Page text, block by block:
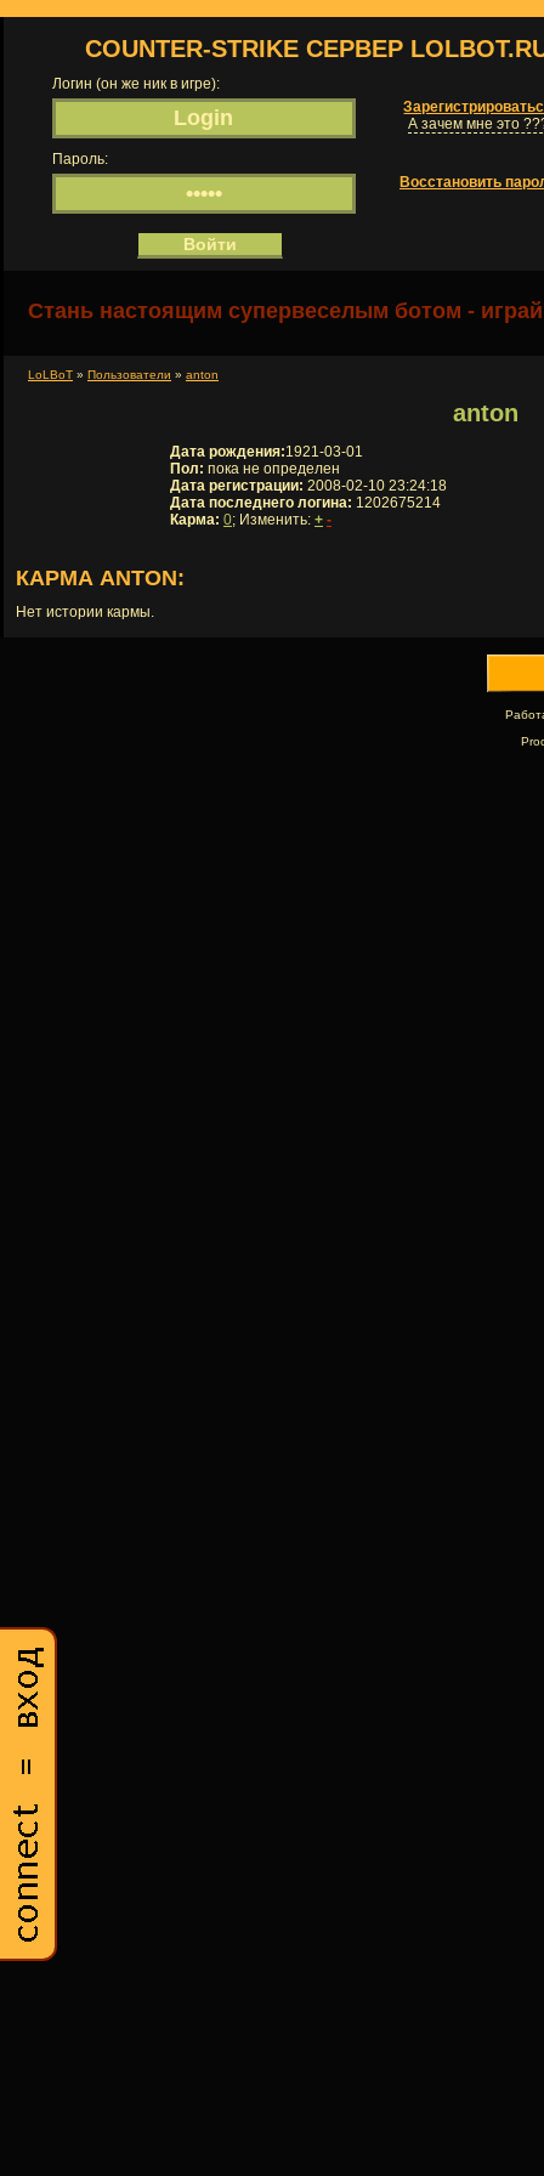
COUNTER-STRIKE СЕРВЕР
Логин (он же ник в игре):
А зачем мне это
Пароль:
Восстановить
Стань настоящим супервеселым ботом -
LoLBoT » Пользователи » anton
anton
Дата рождения:1921-03-01
Пол: пока не определен
Дата регистрации: 2008-02-10 23:24:18
Дата последнего логина: 1202675214
Карма: 0; Изменить: + -
КАРМА ANTON:
Нет истории кармы.